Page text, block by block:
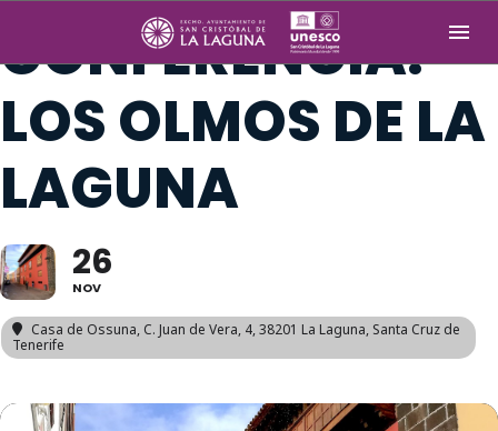
CONFERENCIA:
LOS OLMOS DE LA
LAGUNA
26
NOV
Casa de Ossuna, C. Juan de Vera, 4, 38201 La Laguna, Santa Cruz de
Tenerife